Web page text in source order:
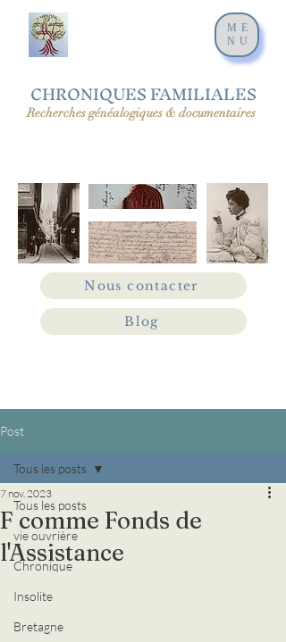
CHRONIQUES FAMILIALES
Recherches généalogiques & documentaires
Nous contacter
Blog
ME
NU
Post
Tous les posts
vie ouvrière
Chronique
Insolite
Bretagne
Tous les posts
F comme Fonds de
l'Assistance
7 nov. 2023